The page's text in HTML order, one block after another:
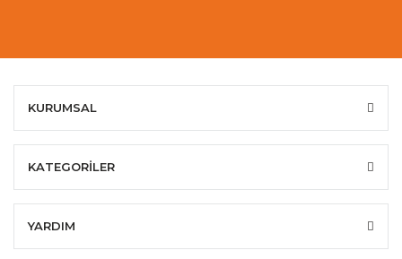
KURUMSAL
KATEGORİLER
YARDIM